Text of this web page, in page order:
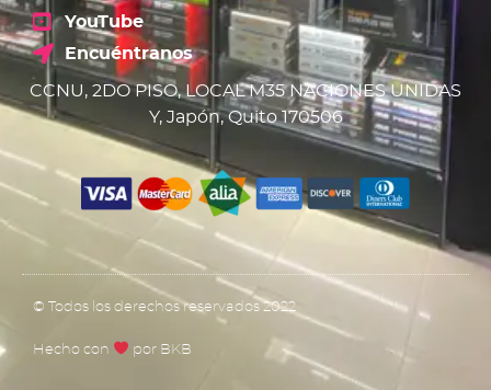
YouTube
Encuéntranos
CCNU, 2DO PISO, LOCAL M35 NACIONES UNIDAS
Y, Japón, Quito 170506
© Todos los derechos reservados 2022
Hecho con por BKB​​